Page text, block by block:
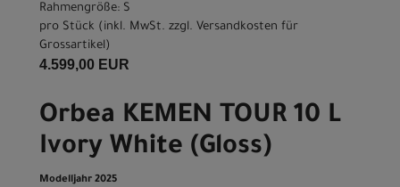
Rahmengröße: S
pro Stück (inkl. MwSt. zzgl. Versandkosten für
Grossartikel )
4.599,00 EUR
Orbea KEMEN TOUR 10 L
Ivory White (Gloss)
Modelljahr 2025